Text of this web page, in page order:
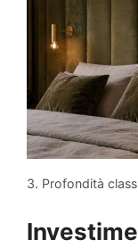
3. Profondità